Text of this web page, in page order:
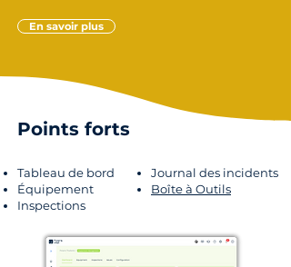
En savoir plus
Points forts
Tableau de bord
Équipement
Inspections
Journal des incidents
Boîte à Outils